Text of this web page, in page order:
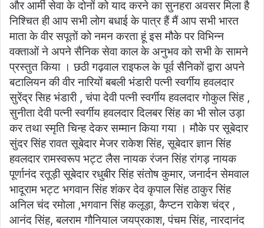
और आर्मी सेवा के दोनों को याद करने का सुनहरा अवसर मिला है
निश्चित ही आप सभी लोग बधाई के पात्र हैं मैं आप सभी भारत
माता के वीर सपूतों को नमन करता हूं इस मौके पर विभिन्न
वक्ताओं ने अपने सैनिक सेवा काल के अनुभव को सभी के सामने
प्रस्तुत किया । छठी गढ़वाल राइफल के पूर्व सैनिकों द्वारा अपने
बटालियन की वीर नारियों बबली भंडारी पत्नी स्वर्गीय हवलदार
सुरेंद्र सिह भंडारी , चंपा देवी पत्नी स्वर्गीय हवलदार गोकुल सिंह ,
सुनीता देवी पत्नी स्वर्गीय हवलदार दिलबर सिंह का भी सोल उड़ा
कर तथा स्मृति चिन्ह देकर सम्मान किया गया । मौके पर सूबेदार
सुंदर सिंह रावत सूबेदार मेजर राकेश सिंह, सूबेदार ज्ञान सिंह
हवलदार रामस्वरूप भट्ट लैस नायक रंजन सिंह रांगड़ नायक
पूर्णानंद रतूड़ी सूबेदार रधुबीर सिंह संतोष कुमार, जनार्दन सेमवाल
भादूराम भट्ट भगवान सिंह शंकर देव कृपाल सिंह ठाकुर सिंह
अनिल चंद रमोला ,भगवान सिंह कलूड़ा, कैप्टन राकेश चंद्र ,
आनंद सिंह, बलराम गौनियाल जयप्रकाश, पंचम सिंह, नारदानंद